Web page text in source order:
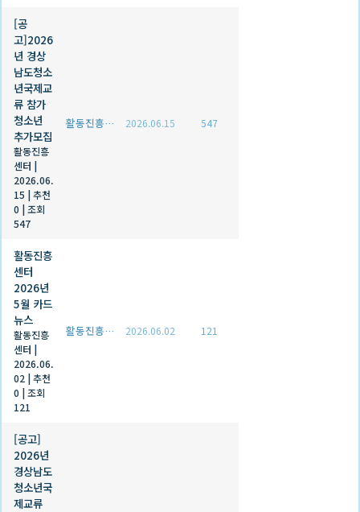
[공
고]2026
년 경상
남도청소
년국제교
류 참가
청소년
추가모집
활동진흥
센터 |
2026.06.
15 |추천
0 |조회
547
활동진흥센터 2026.06.15 547
활동진흥
센터
2026년
5월 카드
뉴스
활동진흥
센터 |
2026.06.
02 |추천
0 |조회
121
활동진흥센터 2026.06.02 121
[공고]
2026년
경상남도
청소년국
제교류